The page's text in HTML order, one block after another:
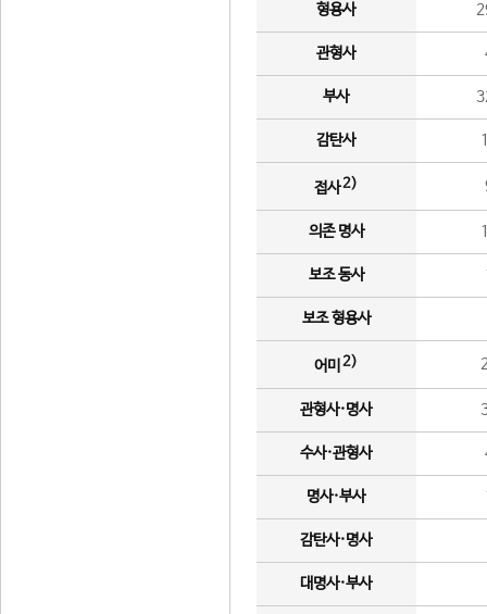
형용사
관형사
부사
감탄사
접사2)
의존 명사
보조 동사
보조 형용사
어미 2)
관형사·명사
수사·관형사
명사·부사
감탄사·명사
대명사·부사